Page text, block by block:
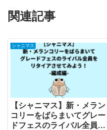
関連記事
シャニマス
【シャニマス】新・メラン
コリーをばらまいてグレー
ドフェスのライバル全員を